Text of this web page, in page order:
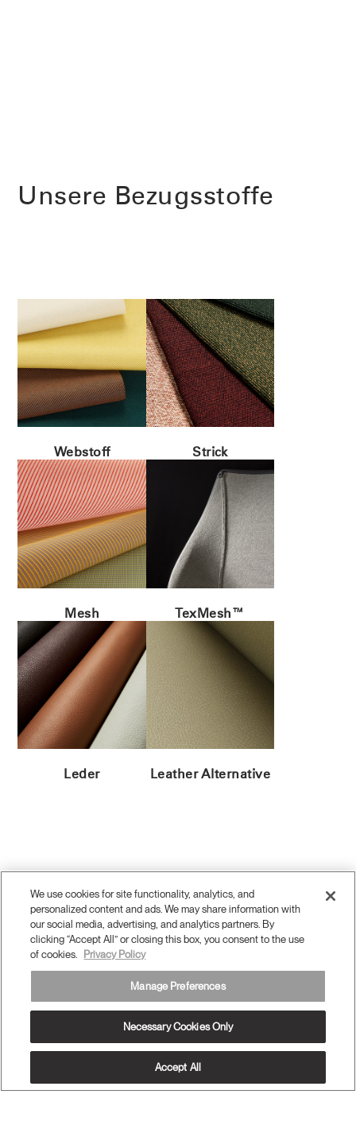
Passwort vergessen
Deutschland
Select
Region
EINGEBEN
Unsere Bezugsstoffe
Webstoff Strick
Mesh TexMesh™
Leder Leather Alternative
Facebook
(opens
new
window)
Twitter
(opens
new
window)
LinkedIn
(opens
new
window)
Instagram
(opens
new
window)
Humanscale
Blog
(opens
new
window)
Pinterst
(opens
new
window)
YouTube
(opens
new
window)
Registrieren Sie sich für Werbematerialien und Neuigkeiten
E-MAIL-ANMELDUNG
MEDIENCENTER
We use cookies for site functionality, analytics, and
personalized content and ads. We may share information with
our social media, advertising, and analytics partners. By
clicking “Accept All” or closing this box, you consent to the use
of cookies.
Privacy Policy
Manage Preferences
Necessary Cookies Only
Accept All